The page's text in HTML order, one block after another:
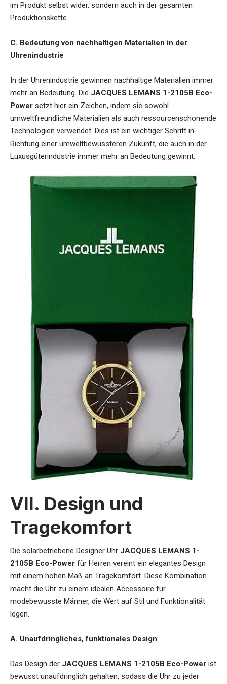
im Produkt selbst wider, sondern auch in der gesamten
Produktionskette.
C. Bedeutung von nachhaltigen Materialien in der
Uhrenindustrie
In der Uhrenindustrie gewinnen nachhaltige Materialien immer
mehr an Bedeutung. Die JACQUES LEMANS 1-2105B Eco-
Power setzt hier ein Zeichen, indem sie sowohl
umweltfreundliche Materialien als auch ressourcenschonende
Technologien verwendet. Dies ist ein wichtiger Schritt in
Richtung einer umweltbewussteren Zukunft, die auch in der
Luxusgüterindustrie immer mehr an Bedeutung gewinnt.
VII. Design und
Tragekomfort
Die solarbetriebene Designer Uhr JACQUES LEMANS 1-
2105B Eco-Power für Herren vereint ein elegantes Design
mit einem hohen Maß an Tragekomfort. Diese Kombination
macht die Uhr zu einem idealen Accessoire für
modebewusste Männer, die Wert auf Stil und Funktionalität
legen.
A. Unaufdringliches, funktionales Design
Das Design der JACQUES LEMANS 1-2105B Eco-Power ist
bewusst unaufdringlich gehalten, sodass die Uhr zu jeder